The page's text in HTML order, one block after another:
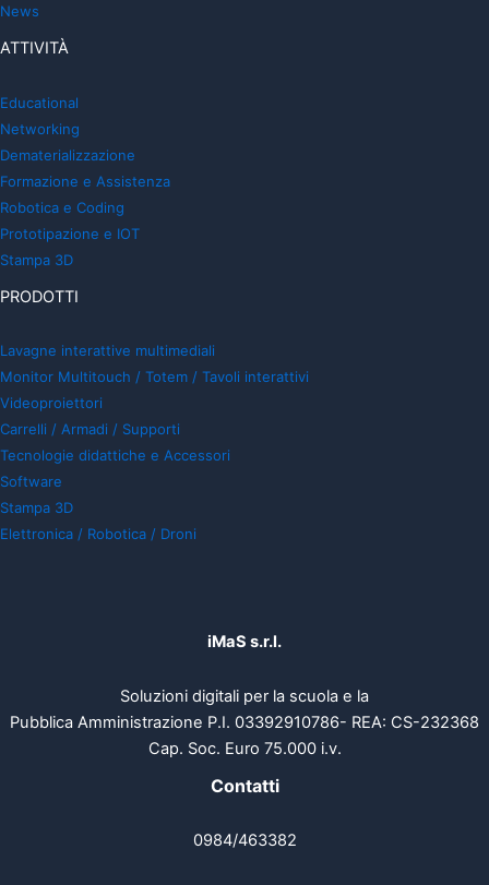
News
ATTIVITÀ
Educational
Networking
Dematerializzazione
Formazione e Assistenza
Robotica e Coding
Prototipazione e IOT
Stampa 3D
PRODOTTI
Lavagne interattive multimediali
Monitor Multitouch / Totem / Tavoli interattivi
Videoproiettori
Carrelli / Armadi / Supporti
Tecnologie didattiche e Accessori
Software
Stampa 3D
Elettronica / Robotica / Droni
iMaS s.r.l.
Soluzioni digitali per la scuola e la
Pubblica Amministrazione P.I. 03392910786- REA: CS-232368
Cap. Soc. Euro 75.000 i.v.
Contatti
0984/463382